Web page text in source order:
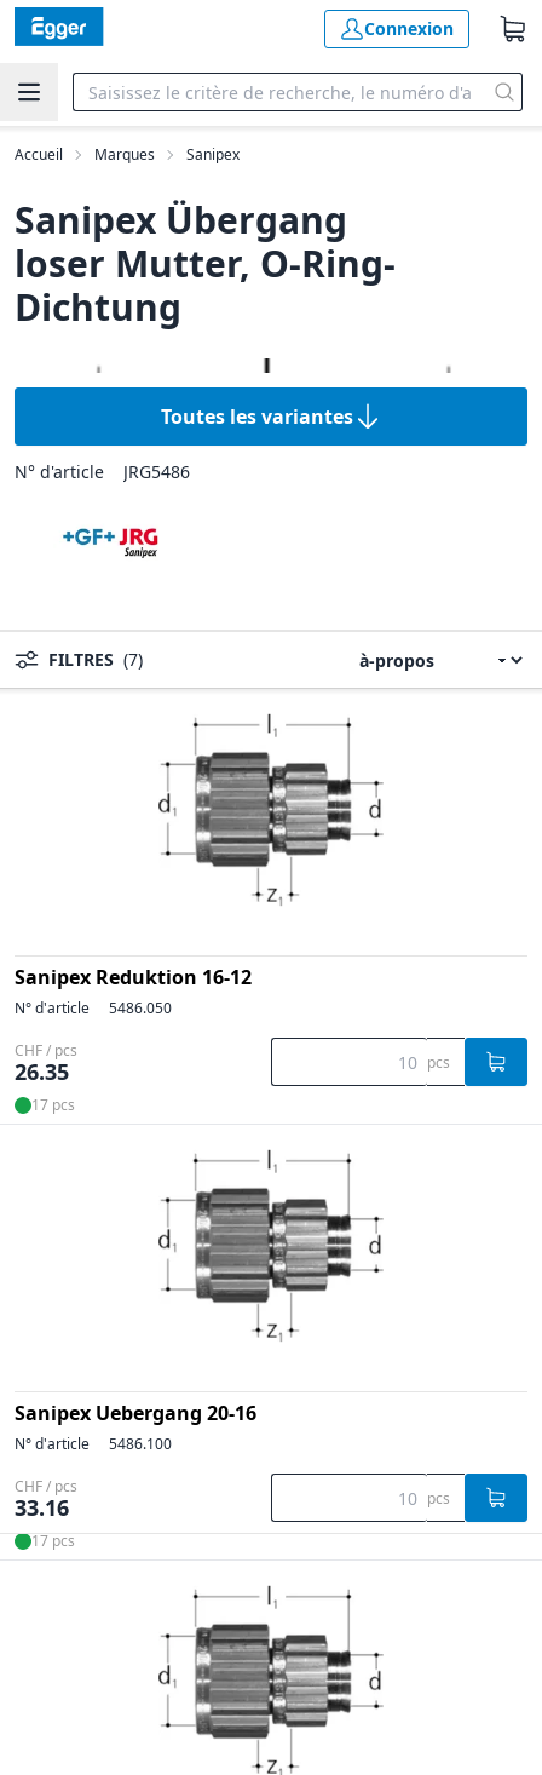
Connexion
Accueil Marques Sanipex
Sanipex Übergang
loser Mutter, O-Ring-
Dichtung
Toutes les variantes
N° d'article JRG5486
FILTRES (7)
Sanipex Reduktion 16-12
N° d'article 5486.050
CHF / pcs
26.35 pcs
17 pcs
Sanipex Uebergang 20-16
N° d'article 5486.100
CHF / pcs
33.16 pcs
17 pcs